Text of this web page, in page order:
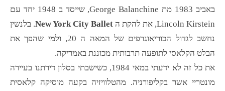
באביב 1983 מת George Balanchine, שייסד ב 1948 יחד עם
Lincoln Kirstein, את להקת ה
New York City Ballet. בלנשין
נחשב לגדול הכוריאוגרפים של המאה ה 20, ולמי שהפך את
הבלט הקלאסי לתופעה תרבותית מכוננת באמריקה.
את כל זה לא ידעתי במאי 1984, כשישבתי בסלון דירתנו בעיירה
מונטריי אשר בקליפורניה. מהטלוויזיה בקעה מוסיקה קלאסית